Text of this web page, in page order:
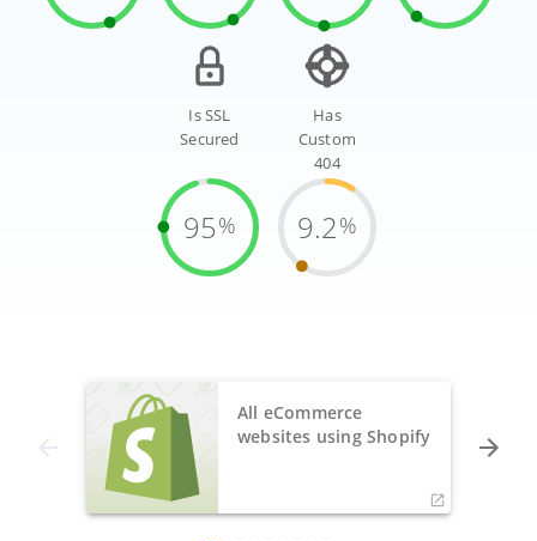
Is SSL
Secured
95%
Has
Custom
404
9.2%
All eCommerce
websites using Shopify